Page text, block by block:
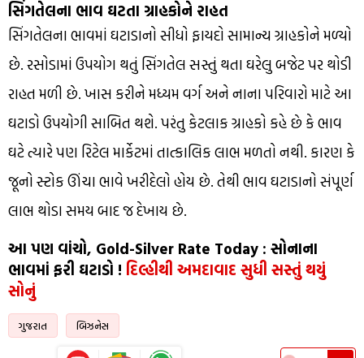
સિંગતેલના ભાવ ઘટતા ગ્રાહકોને રાહત
સિંગતેલના ભાવમાં ઘટાડાનો સીધો ફાયદો સામાન્ય ગ્રાહકોને મળ્યો
છે. રસોડામાં ઉપયોગ થતું સિંગતેલ સસ્તું થતા ઘરેલુ બજેટ પર થોડી
રાહત મળી છે. ખાસ કરીને મધ્યમ વર્ગ અને નાના પરિવારો માટે આ
ઘટાડો ઉપયોગી સાબિત થશે. પરંતુ કેટલાક ગ્રાહકો કહે છે કે ભાવ
ઘટે ત્યારે પણ રિટેલ માર્કેટમાં તાત્કાલિક લાભ મળતો નથી. કારણ કે
જૂનો સ્ટોક ઊંચા ભાવે ખરીદેલો હોય છે. તેથી ભાવ ઘટાડાનો સંપૂર્ણ
લાભ થોડા સમય બાદ જ દેખાય છે.
આ પણ વાંચો, Gold-Silver Rate Today : સોનાના
ભાવમાં ફરી ઘટાડો ! દિલ્હીથી અમદાવાદ સુધી સસ્તું થયું
સોનું
ગુજરાત બિઝનેસ